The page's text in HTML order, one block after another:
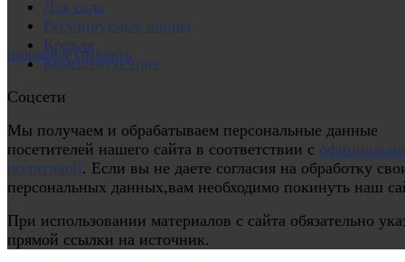
избранное сравнить
Для сада
Регулируемые опоры
Кровля
Комплектующие
Соцсети
Мы получаем и обрабатываем персональные данные
посетителей нашего сайта в соответствии с
политикой. Если вы не даете согласия на обработку
персональных данных,вам необходимо покинуть наш
При использовании материалов с сайта обязательно
прямой ссылки на источник.